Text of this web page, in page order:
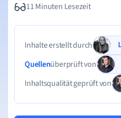
11 Minuten Lesezeit
Inhalte erstellt durch
Quellenüberprüft von
Inhaltsqualität geprüft von